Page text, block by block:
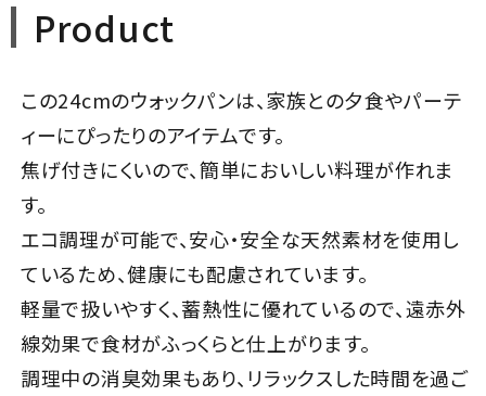
Product
この24cmのウォックパンは、家族との夕食やパーテ
ィーにぴったりのアイテムです。
焦げ付きにくいので、簡単においしい料理が作れま
す。
エコ調理が可能で、安心・安全な天然素材を使用し
ているため、健康にも配慮されています。
軽量で扱いやすく、蓄熱性に優れているので、遠赤外
線効果で食材がふっくらと仕上がります。
調理中の消臭効果もあり、リラックスした時間を過ご